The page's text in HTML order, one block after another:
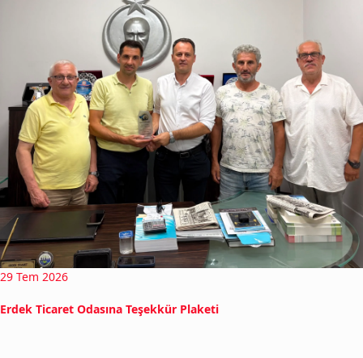
29 Tem 2026
Erdek Ticaret Odasına Teşekkür Plaketi